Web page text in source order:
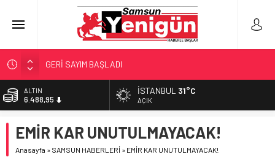
GERİ SAYIM BAŞLADI
SAMSUNSPOR’DA HEDEF 5’İNCİLİK!
‘BAFRA’YA YATIRIM YAPIN!’
YÖNETİCİ SEÇERKEN YAPILAN EN BÜYÜK HATALAR
ALTIN
6.488,95
13.798,82
DOLAR
İSTANBUL 31°C
AÇIK
EMİR KAR UNUTULMAYACAK!
Anasayfa » SAMSUN HABERLERİ » EMİR KAR UNUTULMAYACAK!